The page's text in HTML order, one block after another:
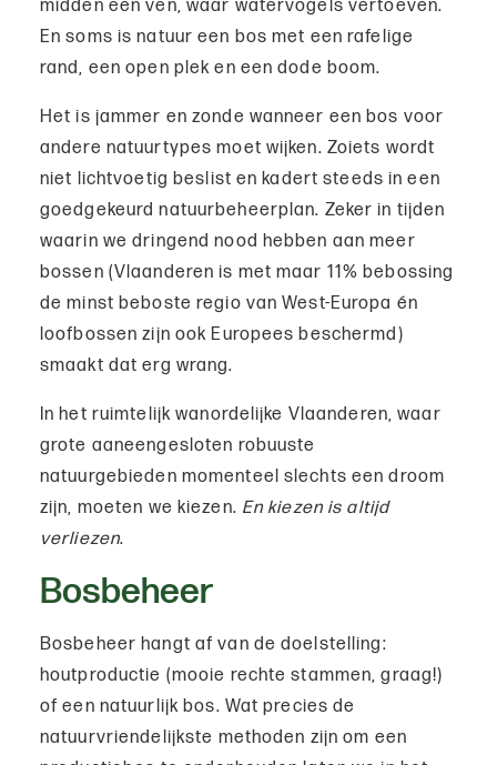
midden een ven, waar watervogels vertoeven.
En soms is natuur een bos met een rafelige
rand, een open plek en een dode boom.
Het is jammer en zonde wanneer een bos voor
andere natuurtypes moet wijken. Zoiets wordt
niet lichtvoetig beslist en kadert steeds in een
goedgekeurd natuurbeheerplan. Zeker in tijden
waarin we dringend nood hebben aan meer
bossen (Vlaanderen is met maar 11% bebossing
de minst beboste regio van West-Europa én
loofbossen zijn ook Europees beschermd)
smaakt dat erg wrang.
In het ruimtelijk wanordelijke Vlaanderen, waar
grote aaneengesloten robuuste
natuurgebieden momenteel slechts een droom
zijn, moeten we kiezen. En kiezen is altijd
verliezen.
Bosbeheer
Bosbeheer hangt af van de doelstelling:
houtproductie (mooie rechte stammen, graag!)
of een natuurlijk bos. Wat precies de
natuurvriendelijkste methoden zijn om een